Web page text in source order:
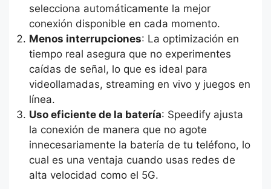
selecciona automáticamente la mejor
conexión disponible en cada momento.
Menos interrupciones: La optimización en
tiempo real asegura que no experimentes
caídas de señal, lo que es ideal para
videollamadas, streaming en vivo y juegos en
línea.
Uso eficiente de la batería: Speedify ajusta
la conexión de manera que no agote
innecesariamente la batería de tu teléfono, lo
cual es una ventaja cuando usas redes de
alta velocidad como el 5G.